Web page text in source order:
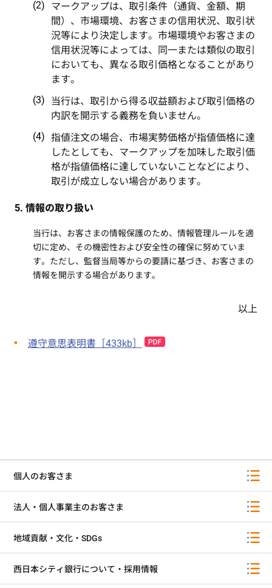
マークアップは、取引条件（通貨、金額、期
間）、市場環境、お客さまの信用状況、取引状
況等により決定します。市場環境やお客さまの
信用状況等によっては、同一または類似の取引
においても、異なる取引価格となることがあり
ます。
当行は、取引から得る収益額および取引価格の
内訳を開示する義務を負いません。
指値注文の場合、市場実勢価格が指値価格に達
したとしても、マークアップを加味した取引価
格が指値価格に達していないことなどにより、
取引が成立しない場合があります。
5. 情報の取り扱い
当行は、お客さまの情報保護のため、情報管理ルールを適
切に定め、その機密性および安全性の確保に努めていま
す。ただし、監督当局等からの要請に基づき、お客さまの
情報を開示する場合があります。
以上
遵守意思表明書［433kb］
個人のお客さま
法人・個人事業主のお客さま
地域貢献・文化・SDGs
西日本シティ銀行について・採用情報